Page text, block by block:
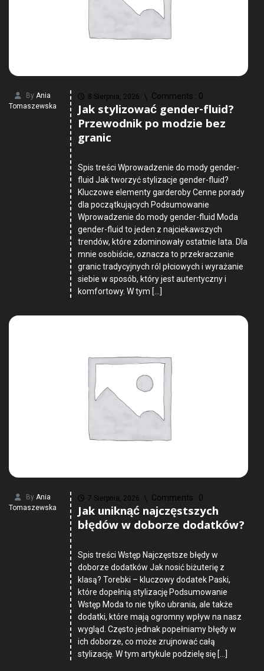
By Ania
Tomaszewska
8 Sierpnia, 2026 Comments : 0
Jak stylizować gender-fluid?
Przewodnik po modzie bez
granic
Spis treści Wprowadzenie do mody gender-
fluid Jak tworzyć stylizacje gender-fluid?
Kluczowe elementy garderoby Cenne porady
dla początkujących Podsumowanie
Wprowadzenie do mody gender-fluid Moda
gender-fluid to jeden z najciekawszych
trendów, które zdominowały ostatnie lata. Dla
mnie osobiście, oznacza to przekraczanie
granic tradycyjnych ról płciowych i wyrażanie
siebie w sposób, który jest autentyczny i
komfortowy. W tym […]
By Ania
Tomaszewska
7 Sierpnia, 2026 Comments : 0
Jak uniknąć najczęstszych
błędów w doborze dodatków?
Spis treści Wstęp Najczęstsze błędy w
doborze dodatków Jak nosić biżuterię z
klasą? Torebki – kluczowy dodatek Paski,
które dopełnią stylizację Podsumowanie
Wstęp Moda to nie tylko ubrania, ale także
dodatki, które mają ogromny wpływ na nasz
wygląd. Często jednak popełniamy błędy w
ich doborze, co może zrujnować całą
stylizację. W tym artykule podzielę się […]